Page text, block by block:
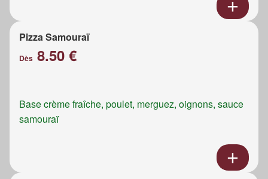
Pizza Samouraï
Dès 8.50 €
Base crème fraîche, poulet, merguez, oignons, sauce
samouraï